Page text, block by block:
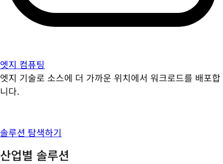
엣지 컴퓨팅
엣지 기술로 소스에 더 가까운 위치에서 워크로드를 배포합
니다.
솔루션 탐색하기
산업별 솔루션